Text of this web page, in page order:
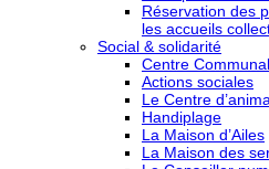
Réservation des
les accueils
Social & solidarité
Centre
Actions sociales
Le Centre
Handiplage
La Maison d’Ailes
La Maison des